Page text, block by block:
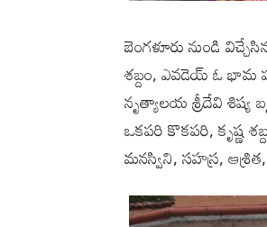
బెంగళూరు నుండి
శబ్దం, ఎవడెయ్ ఓ భామ
నృత్యాలయ శ్రీదేవి
ఒకపరి కొకపరి, కృష్ణ
మనస్విని, సహస్ర, ఆశ్రిత,